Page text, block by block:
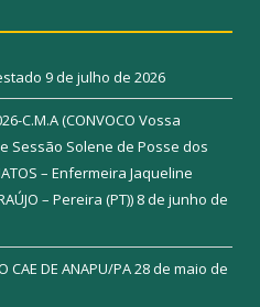
9 de julho de 2026
C.M.A (CONVOCO Vossa
Sessão Solene de Posse dos
– Enfermeira Jaqueline
– Pereira (PT)) 8 de junho de
CAE DE ANAPU/PA28 de maio de